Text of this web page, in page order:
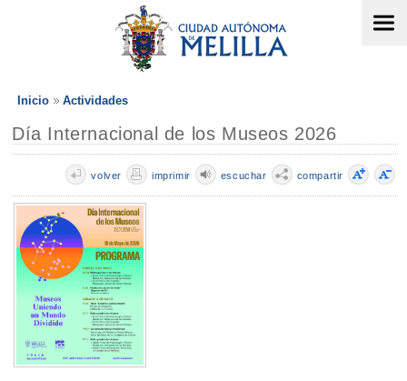
Inicio Actividades
Día Internacional de los Museos 2026
compartir
escuchar
imprimir
volver